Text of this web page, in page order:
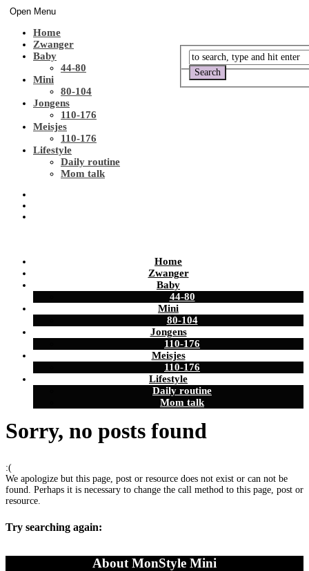
Open Menu
Home
Zwanger
Baby
44-80
Mini
80-104
Jongens
110-176
Meisjes
110-176
Lifestyle
Daily routine
Mom talk
Home
Zwanger
Baby
44-80
Mini
80-104
Jongens
110-176
Meisjes
110-176
Lifestyle
Daily routine
Mom talk
Sorry, no posts found
:(
We apologize but this page, post or resource does not exist or can not be
found. Perhaps it is necessary to change the call method to this page, post or
resource.
Try searching again:
About MonStyle Mini